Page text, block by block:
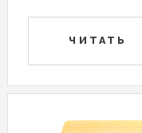
ЧИТАТЬ